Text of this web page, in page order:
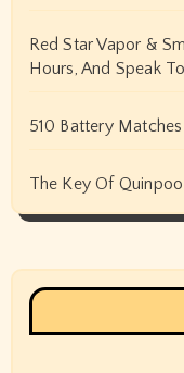
Red Star Vapor &
Hours, And Speak
510 Battery
The Key Of